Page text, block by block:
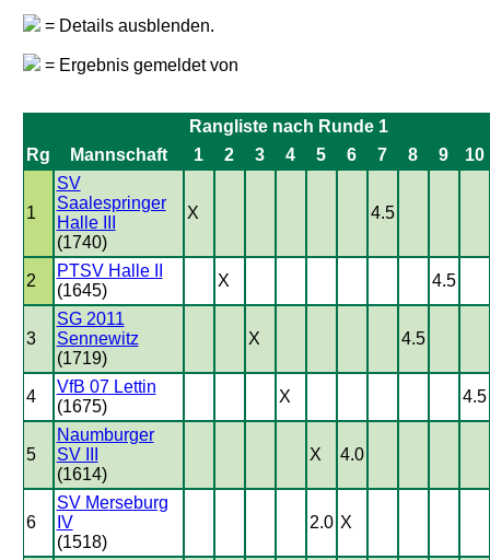
= Details ausblenden.
= Ergebnis gemeldet von
Rangliste nach Runde 1
Rg
Mannschaft 1 2 3 4 5 6 7 8 9 10
1
SV
Saalespringer
Halle III
(1740)
X 4.5
2
PTSV Halle II
(1645)
X 4.5
3
SG 2011
Sennewitz
(1719)
X 4.5
4
VfB 07 Lettin
(1675)
X 4.5
5
Naumburger
SV III
(1614)
X 4.0
6
SV Merseburg
IV
(1518)
2.0 X